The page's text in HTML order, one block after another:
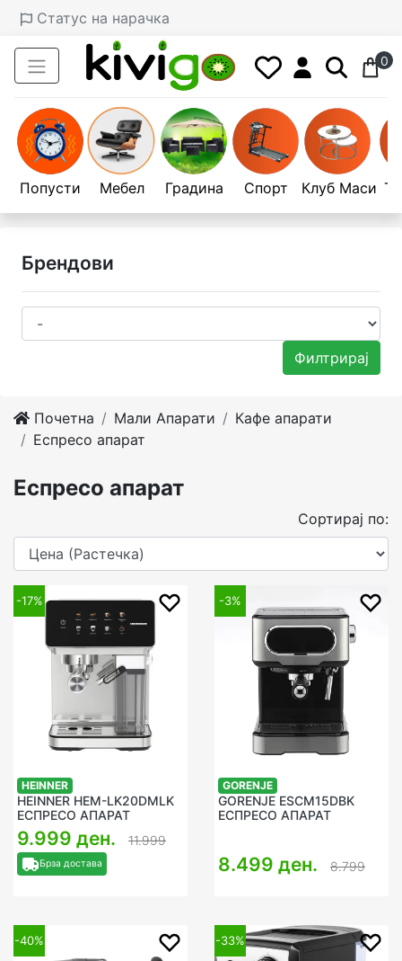
Статус на нарачка
0
Попусти Мебел Градина Спорт Клуб Маси
Брендови
Филтрирај
Почетна Мали Апарати
Кафе апарати
Еспресо апарат
Еспресо апарат
Сортирај по:
-17%
HEINNER
HEINNER HEM-LK20DMLK
ЕСПРЕСО АПАРАТ
9.999 ден. 11.999
Брза достава
-3%
GORENJE
GORENJE ESCM15DBK
ЕСПРЕСО АПАРАТ
8.499 ден. 8.799
-40% -33%